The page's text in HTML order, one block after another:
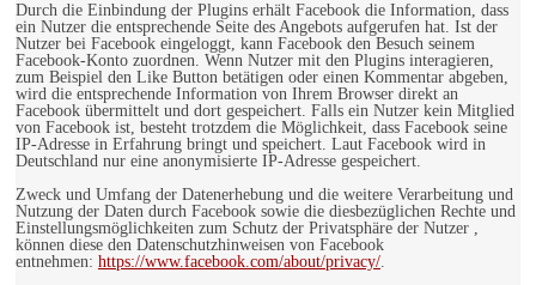
Durch die Einbindung der Plugins erhält Facebook die Information, dass
ein Nutzer die entsprechende Seite des Angebots aufgerufen hat. Ist der
Nutzer bei Facebook eingeloggt, kann Facebook den Besuch seinem
Facebook-Konto zuordnen. Wenn Nutzer mit den Plugins interagieren,
zum Beispiel den Like Button betätigen oder einen Kommentar abgeben,
wird die entsprechende Information von Ihrem Browser direkt an
Facebook übermittelt und dort gespeichert. Falls ein Nutzer kein Mitglied
von Facebook ist, besteht trotzdem die Möglichkeit, dass Facebook seine
IP-Adresse in Erfahrung bringt und speichert. Laut Facebook wird in
Deutschland nur eine anonymisierte IP-Adresse gespeichert.
Zweck und Umfang der Datenerhebung und die weitere Verarbeitung und
Nutzung der Daten durch Facebook sowie die diesbezüglichen Rechte und
Einstellungsmöglichkeiten zum Schutz der Privatsphäre der Nutzer ,
können diese den Datenschutzhinweisen von Facebook
entnehmen: https://www.facebook.com/about/privacy/.